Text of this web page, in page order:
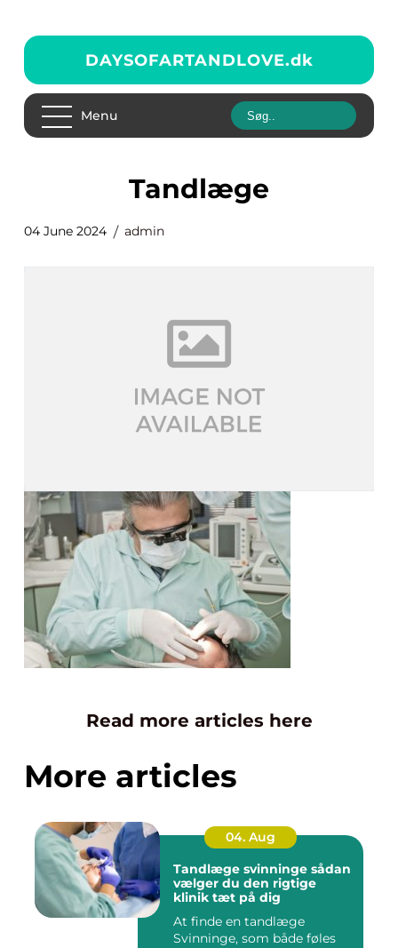
DAYSOFARTANDLOVE.dk
Menu
tandlæge
04 June 2024 admin
Read more articles here
More articles
04. Aug
Tandlæge svinninge sådan
vælger du den rigtige
klinik tæt på dig
At finde en tandlæge
Svinninge, som både føles